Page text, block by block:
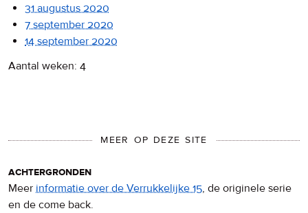
31 augustus 2020
7 september 2020
14 september 2020
Aantal weken: 4
MEER OP DEZE SITE
achtergronden
Meer informatie over de Verrukkelijke 15, de originele serie
en de come back.